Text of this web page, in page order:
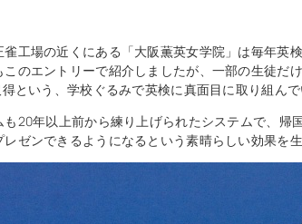
工場の近くにある「大阪薫英女学院」は毎年英
のエントリーで紹介しましたが、一部の生徒だ
という、学校ぐるみで英検に真面目に取り組んで
20年以上前から練り上げられたシステムで、帰
ゼンできるようになるという素晴らしい効果を生